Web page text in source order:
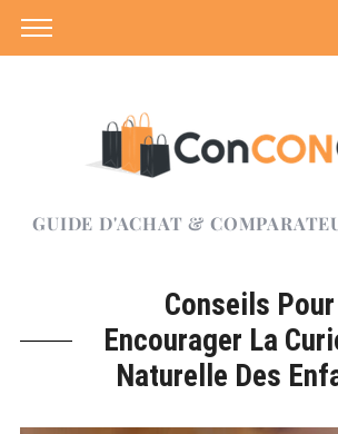
GUIDE D'ACHAT &
Conseils Pour
Encourager La
Naturelle Des